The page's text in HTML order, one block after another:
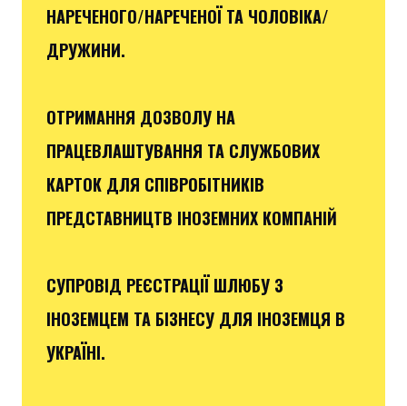
НАРЕЧЕНОГО/НАРЕЧЕНОЇ ТА ЧОЛОВІКА/
ДРУЖИНИ.
ОТРИМАННЯ ДОЗВОЛУ НА
ПРАЦЕВЛАШТУВАННЯ ТА СЛУЖБОВИХ
КАРТОК ДЛЯ СПІВРОБІТНИКІВ
ПРЕДСТАВНИЦТВ ІНОЗЕМНИХ КОМПАНІЙ
СУПРОВІД РЕЄСТРАЦІЇ ШЛЮБУ З
ІНОЗЕМЦЕМ ТА БІЗНЕСУ ДЛЯ ІНОЗЕМЦЯ В
УКРАЇНІ.